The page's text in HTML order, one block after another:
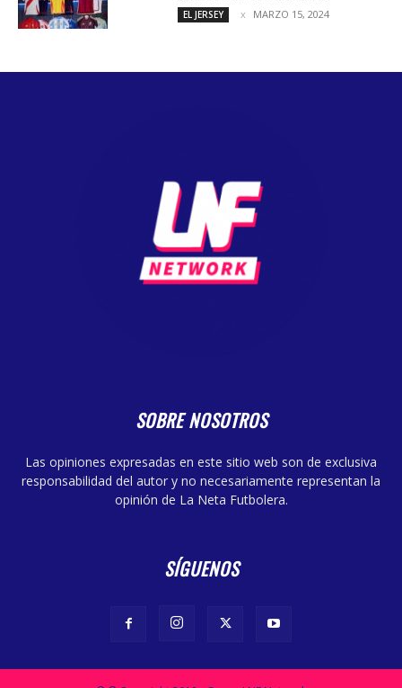
EL JERSEY MARZO 15, 2024
SOBRE NOSOTROS
Las opiniones expresadas en este sitio web son de exclusiva
responsabilidad del autor y no necesariamente representan la
opinión de La Neta Futbolera.
SÍGUENOS